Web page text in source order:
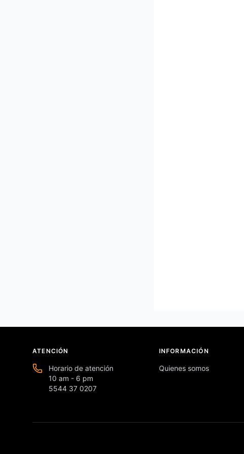
ATENCIÓN
Horario de atención
10 am - 6 pm
5544 37 0207
INFORMACIÓN
Quienes somos